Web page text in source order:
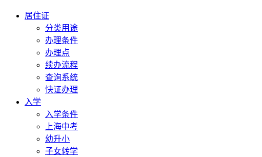
居住证
分类用途
办理条件
办理点
续办流程
查询系统
快证办理
入学
入学条件
上海中考
幼升小
子女转学